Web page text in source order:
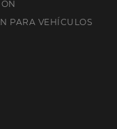
PARA VEHÍCULOS